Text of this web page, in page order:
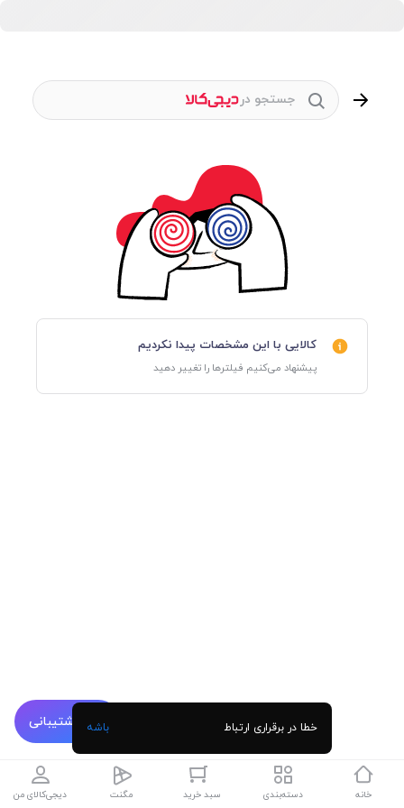
پشتیبانی
جستجو در
کالایی با این مشخصات پیدا نکردیم
پیشنهاد می‌کنیم فیلترها را تغییر دهید
خانه دسته‌بندی سبد خرید مگنت دیجی‌کالای من
خطا در برقراری ارتباط باشه